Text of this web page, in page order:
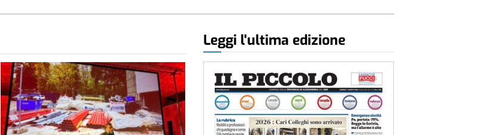
Leggi l'ultima edizione